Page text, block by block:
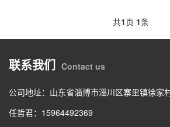
共1页 1条
联系我们 Contact us
公司地址：山东省淄博市淄川区寨里镇徐家
任哲君：15964492369